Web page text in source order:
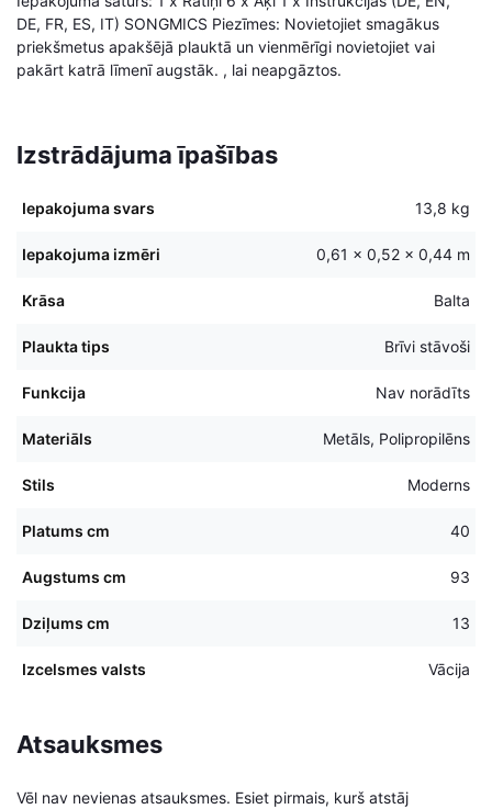
DE, FR, ES, IT) SONGMICS Piezīmes: Novietojiet smagākus
priekšmetus apakšējā plauktā un vienmērīgi novietojiet vai
pakārt katrā līmenī augstāk. , lai neapgāztos.
Izstrādājuma īpašības
Iepakojuma svars 13,8 kg
Iepakojuma izmēri 0,61 × 0,52 × 0,44 m
Krāsa Balta
Plaukta tips Brīvi stāvoši
Funkcija Nav norādīts
Materiāls Metāls, Polipropilēns
Stils Moderns
Platums cm 40
Augstums cm 93
Dziļums cm 13
Izcelsmes valsts Vācija
Atsauksmes
Vēl nav nevienas atsauksmes. Esiet pirmais, kurš atstāj